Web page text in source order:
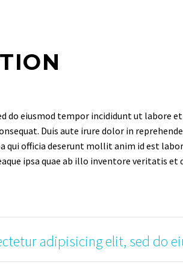
eiusmod tempor incididunt ut labore
Duis aute irure dolor in
qui officia deserunt mollit anim id est
ipsa quae ab illo inventore veritatis
adipisicing elit, sed do